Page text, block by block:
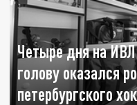
Четыре дня на
голову оказался
петербургского